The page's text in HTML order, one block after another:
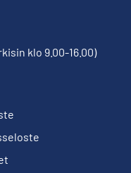
klo 9.00-16.00)